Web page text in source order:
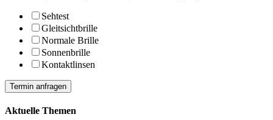
Sehtest
Gleitsichtbrille
Normale Brille
Sonnenbrille
Kontaktlinsen
Termin anfragen
Aktuelle Themen